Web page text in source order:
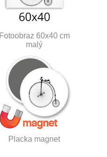
Fotoobraz 60x40 cm
malý
Placka magnet